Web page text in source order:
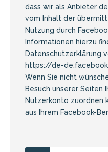
dass wir als Anbieter
vom Inhalt der
Nutzung durch
Informationen hierzu
Datenschutzerklärung
https://de-
Wenn Sie nicht
Besuch unserer Seiten
Nutzerkonto zuordnen
aus Ihrem Facebook-